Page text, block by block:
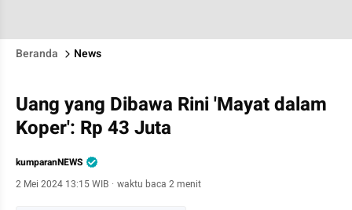
Beranda News
Uang yang Dibawa Rini 'Mayat dalam
Koper': Rp 43 Juta
kumparanNEWS
2 Mei 2024 13:15 WIB · waktu baca 2 menit